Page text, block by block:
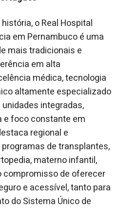
o Real Hospital
em Pernambuco é uma
mais tradicionais e
em alta
médica, tecnologia
altamente especializado
integradas,
foco constante em
regional e
de transplantes,
materno infantil,
compromisso de oferecer
e acessível, tanto para
do Sistema Único de